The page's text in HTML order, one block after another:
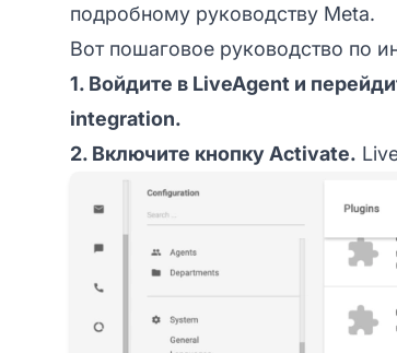
подробному руководству Meta.
Вот пошаговое руководство по
1. Войдите в LiveAgent и
integration.
2. Включите кнопку Activate.